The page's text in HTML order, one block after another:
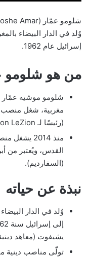
إسرائيل عام 1962.
من هو شلومو
شلومو موشيه عمّار
مغربية، شغل منصب
(رئيسًا لـ Rishon LeZion) بين 2003 و2013.
منذ 2014
القدس، ويُعتبر من
(السفارديم).
نبذة عن حياته
وُلد في الدار
يشيفوت (معاهد
تولّى مناصب دينية